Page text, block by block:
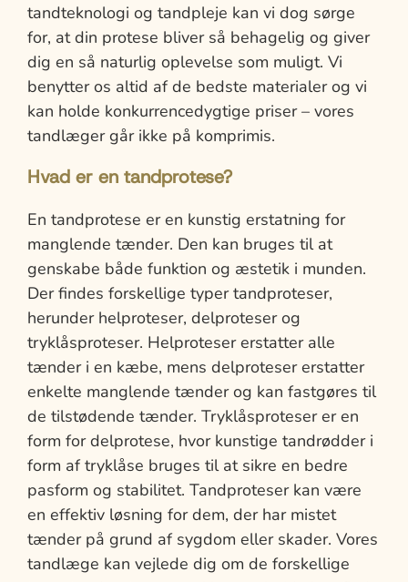
tandteknologi og tandpleje kan vi dog sørge
for, at din protese bliver så behagelig og giver
dig en så naturlig oplevelse som muligt. Vi
benytter os altid af de bedste materialer og vi
kan holde konkurrencedygtige priser – vores
tandlæger går ikke på komprimis.
Hvad er en tandprotese?
En tandprotese er en kunstig erstatning for
manglende tænder. Den kan bruges til at
genskabe både funktion og æstetik i munden.
Der findes forskellige typer tandproteser,
herunder helproteser, delproteser og
tryklåsproteser. Helproteser erstatter alle
tænder i en kæbe, mens delproteser erstatter
enkelte manglende tænder og kan fastgøres til
de tilstødende tænder. Tryklåsproteser er en
form for delprotese, hvor kunstige tandrødder i
form af tryklåse bruges til at sikre en bedre
pasform og stabilitet. Tandproteser kan være
en effektiv løsning for dem, der har mistet
tænder på grund af sygdom eller skader. Vores
tandlæge kan vejlede dig om de forskellige